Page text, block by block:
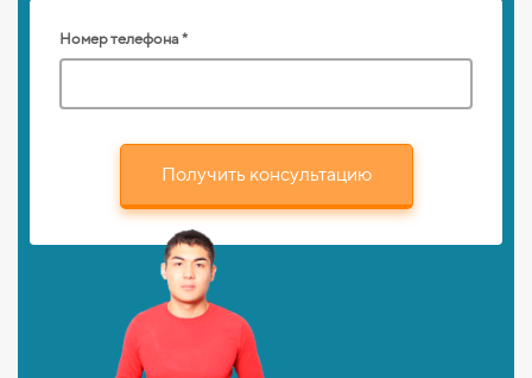
Номер телефона *
Получить консультацию